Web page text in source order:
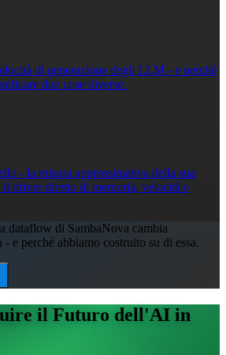
di generazione degli LLM - e perché
due cose diverse.
- la misura approssimativa della sua
il driver diretto di memoria, velocità e
dataflow di SambaNova cambia
e perché abbiamo costruito su di essa.
il Futuro dell'AI in